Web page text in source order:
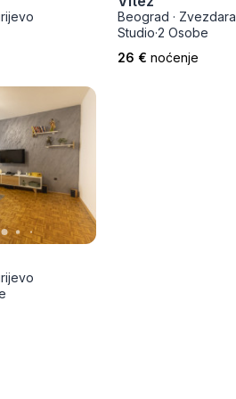
Beograd · Zvezdara
Studio·2 Osobe
26 € noćenje